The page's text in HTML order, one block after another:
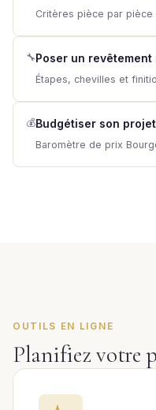
Critères pièce par pièce
🔧Poser un revêtement
Étapes, chevilles et
💰Budgétiser son projet
Baromètre de prix
OUTILS EN LIGNE
Planifiez votre